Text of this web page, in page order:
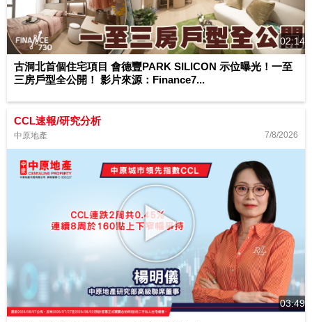
02:14
古洞北首個住宅項目 會德豐PARK SILICON 示位曝光！一至
三房戶型全公開！ 影片來源：Finance7...
CCL速報/研究分析
中原地產 7/8/2026
03:49